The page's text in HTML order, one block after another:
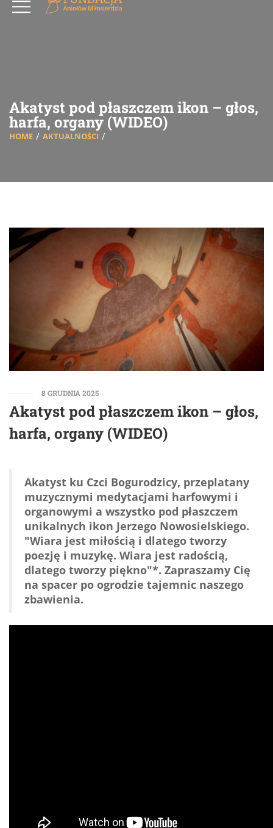
Akatyst pod płaszczem ikon – głos,
harfa, organy (WIDEO)
HOME AKTUALNOŚCI
8 GRUDNIA 2025
Akatyst pod płaszczem ikon – głos,
harfa, organy (WIDEO)
Akatyst ku Czci Bogurodzicy, przeplatany
muzycznymi medytacjami harfowymi i
organowymi a wszystko pod płaszczem
unikalnych ikon Jerzego Nowosielskiego.
"Wiara jest miłością i dlatego tworzy
poezję i muzykę. Wiara jest radością,
dlatego tworzy piękno"*. Zapraszamy Cię
na spacer po ogrodzie tajemnic naszego
zbawienia.